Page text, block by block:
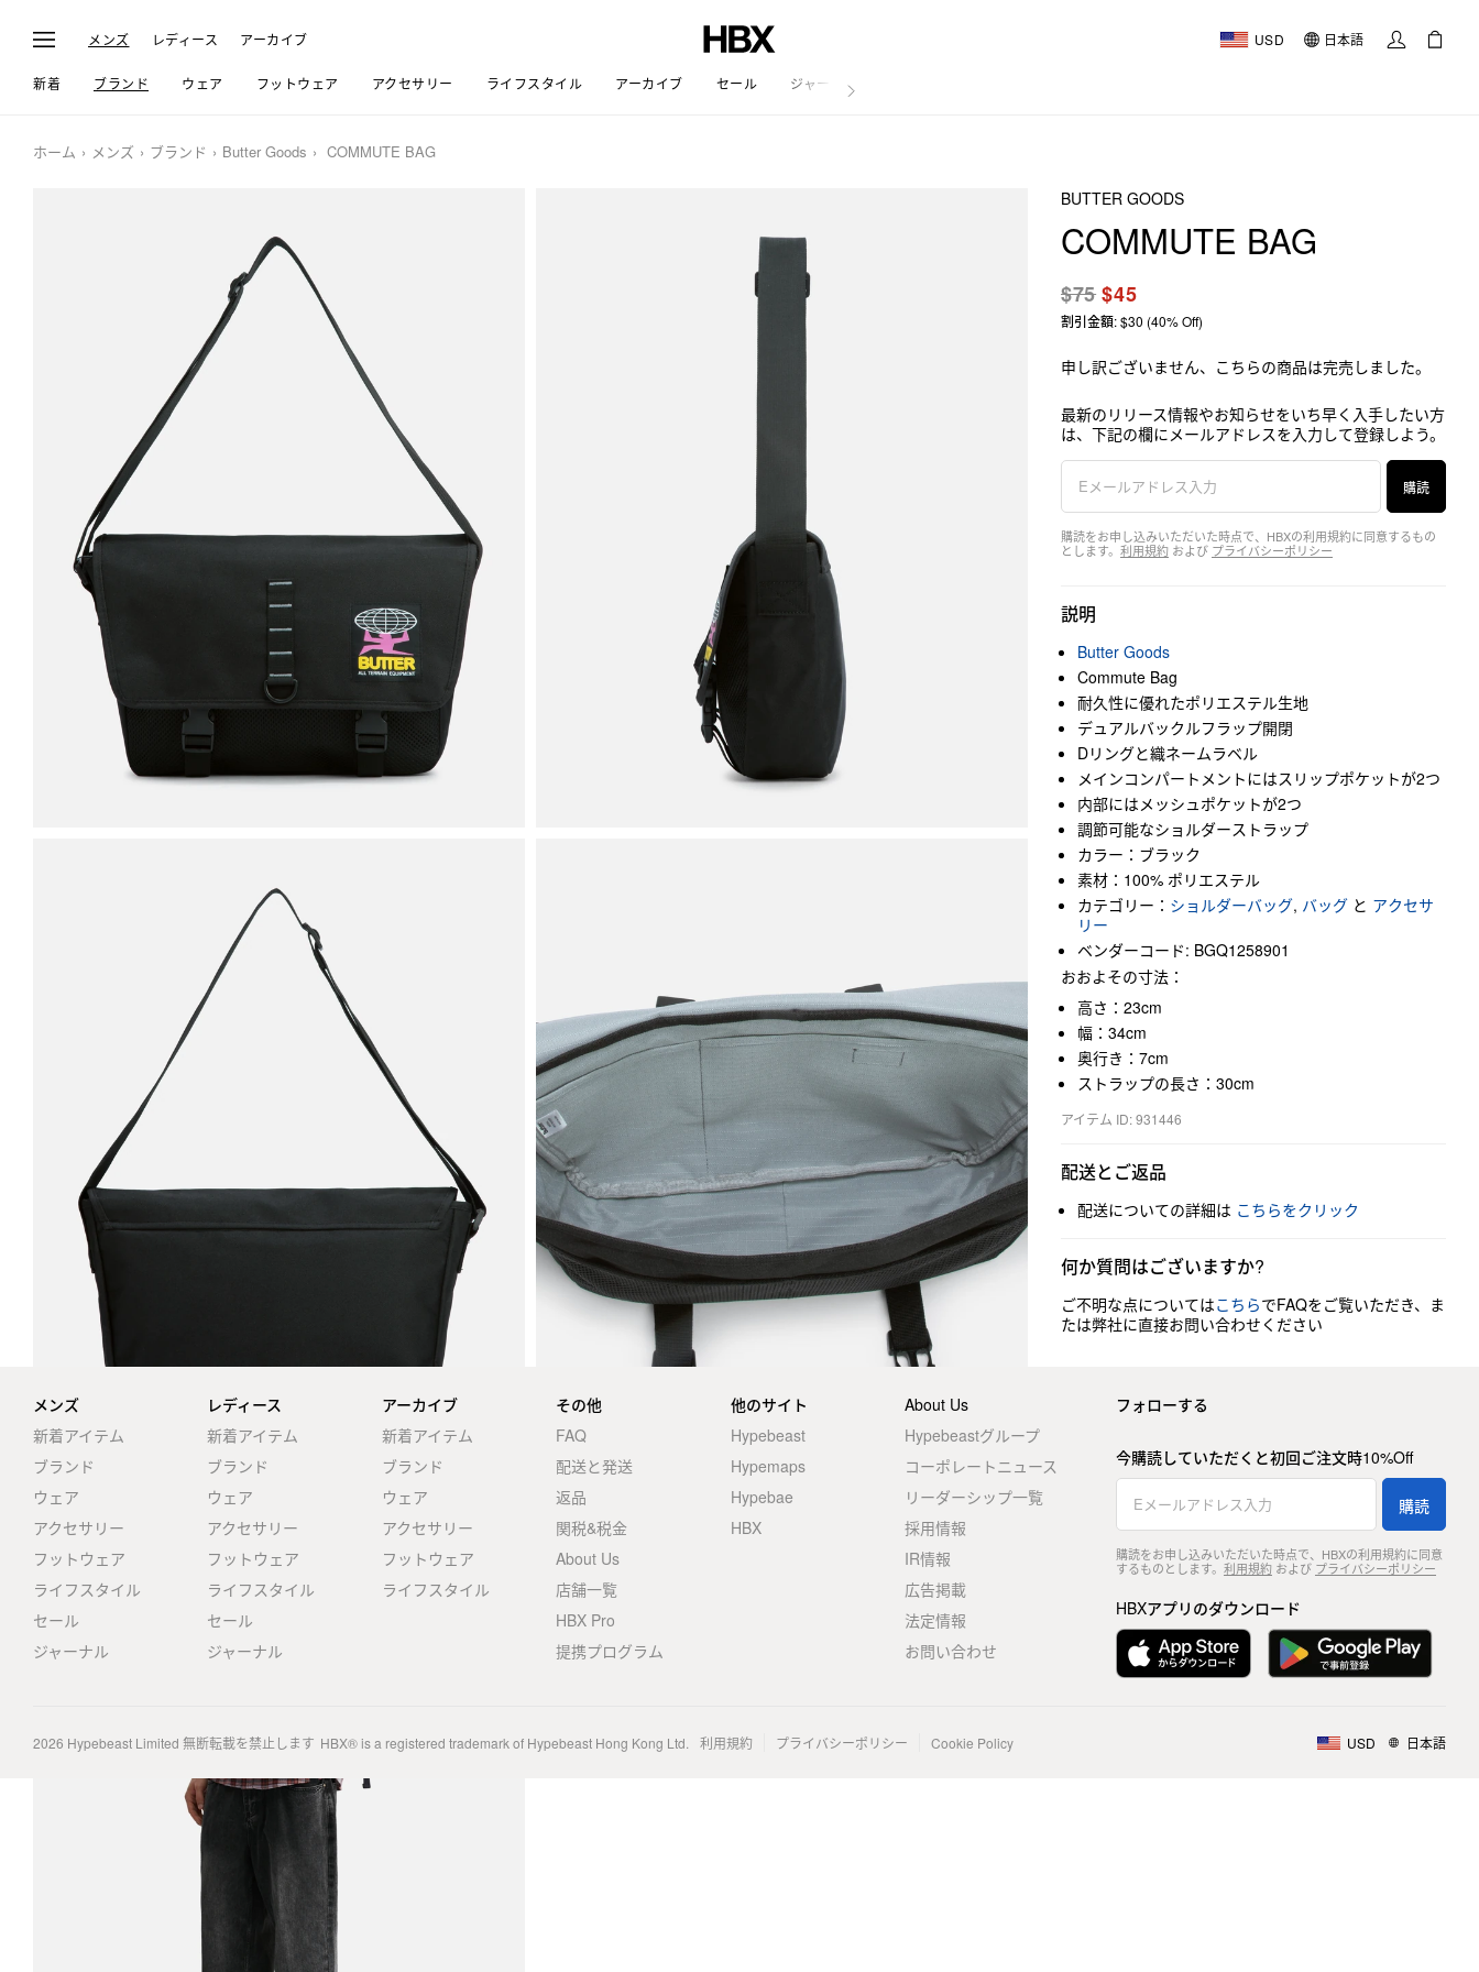
メンズ レディース アーカイブ USD 日本語
新着 ブランド ウェア フットウェア アクセサリー ライフスタイル アーカイブ セール ジャーナル
ホーム メンズ ブランド Butter Goods COMMUTE BAG
BUTTER GOODS
COMMUTE BAG
$75$45
割引金額: $30 (40% Off)
申し訳ございません、こちらの商品は完売しました。
最新のリリース情報やお知らせをいち早く入手したい方
は、下記の欄にメールアドレスを入力して登録しよう。
購読
購読をお申し込みいただいた時点で、HBXの利用規約に同意するもの
とします。 利用規約 および プライバシーポリシー
説明
Butter Goods
Commute Bag
耐久性に優れたポリエステル生地
デュアルバックルフラップ開閉
Dリングと織ネームラベル
メインコンパートメントにはスリップポケットが2つ
内部にはメッシュポケットが2つ
調節可能なショルダーストラップ
カラー：ブラック
素材：100% ポリエステル
カテゴリー： ショルダーバッグ, バッグ と アクセサ
リー
ベンダーコード: BGQ1258901
おおよその寸法：
高さ：23cm
幅：34cm
奥行き：7cm
ストラップの長さ：30cm
アイテム ID: 931446
配送とご返品
配送についての詳細は こちらをクリック
何か質問はございますか?
ご不明な点についてはこちらでFAQをご覧いただき、ま
たは弊社に直接お問い合わせください
メンズ
新着アイテム
ブランド
ウェア
アクセサリー
フットウェア
ライフスタイル
セール
ジャーナル
レディース
新着アイテム
ブランド
ウェア
アクセサリー
フットウェア
ライフスタイル
セール
ジャーナル
アーカイブ
新着アイテム
ブランド
ウェア
アクセサリー
フットウェア
ライフスタイル
その他
FAQ
配送と発送
返品
関税&税金
About Us
店舗一覧
HBX Pro
提携プログラム
他のサイト
Hypebeast
Hypemaps
Hypebae
HBX
About Us
Hypebeastグループ
コーポレートニュース
リーダーシップ一覧
採用情報
IR情報
広告掲載
法定情報
お問い合わせ
フォローする
今購読していただくと初回ご注文時10%Off
購読
購読をお申し込みいただいた時点で、HBXの利用規約に同意
するものとします。 利用規約および プライバシーポリシー
HBXアプリのダウンロード
2026 Hypebeast Limited 無断転載を禁止します HBX® is a registered trademark of Hypebeast Hong Kong Ltd. 利用規約 プライバシーポリシー Cookie Policy USD 日本語